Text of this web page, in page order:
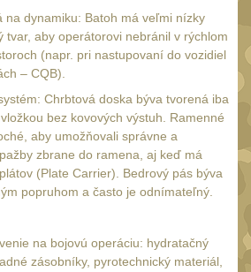
9
na dynamiku: Batoh má veľmi nízky
tvar, aby operátorovi nebránil v rýchlom
(napr. pri nastupovaní do vozidiel
– CQB).
Chrbtová doska býva tvorená iba
bez kovových výstuh. Ramenné
aby umožňovali správne a
zbrane do ramena, aj keď má
(Plate Carrier). Bedrový pás býva
popruhom a často je odnímateľný.
na bojovú operáciu: hydratačný
zásobníky, pyrotechnický materiál,